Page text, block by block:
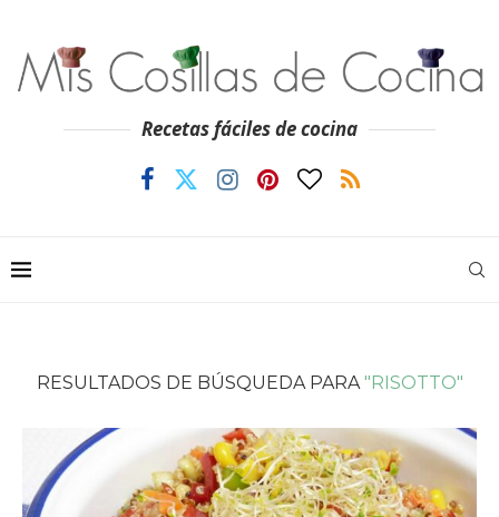
Recetas fáciles de cocina
RESULTADOS DE BÚSQUEDA PARA "RISOTTO"